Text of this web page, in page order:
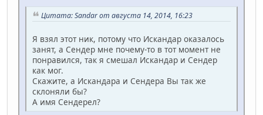
Цитата: Sandar от августа 14, 2014, 16:23
Я взял этот ник, потому что Искандар оказалось
занят, а Сендер мне почему-то в тот момент не
понравился, так я смешал Искандар и Сендер
как мог.
Скажите, а Искандара и Сендера Вы так же
склоняли бы?
А имя Сендерел?